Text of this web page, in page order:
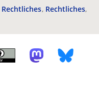
Rechtliches Rechtliches